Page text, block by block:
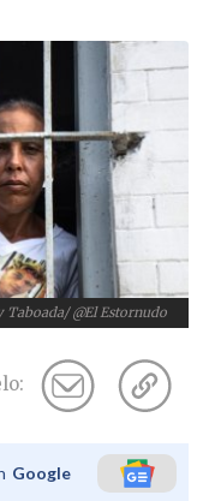
Taboada/ @El Estornudo
Google